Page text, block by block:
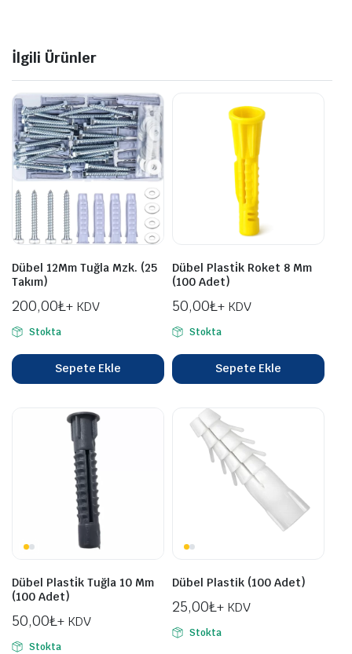
İlgili Ürünler
Dübel 12Mm Tuğla Mzk. (25
Takım)
200,00₺+ KDV
Stokta
Sepete Ekle
Dübel Plasti̇k Roket 8 Mm
(100 Adet)
50,00₺+ KDV
Stokta
Sepete Ekle
Dübel Plasti̇k Tuğla 10 Mm
(100 Adet)
50,00₺+ KDV
Stokta
Dübel Plastik (100 Adet)
25,00₺+ KDV
Stokta